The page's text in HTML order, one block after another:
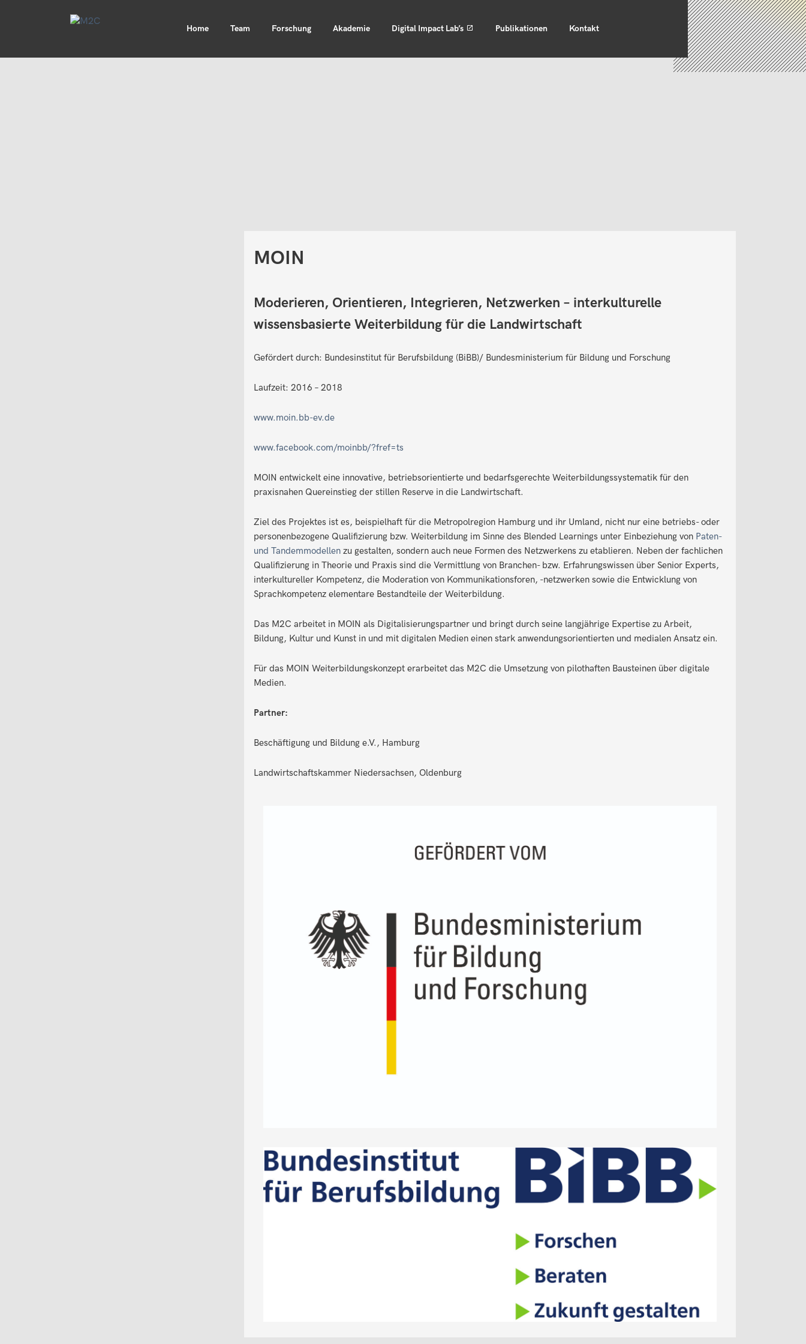
Home Team Forschung Akademie Digital Impact Lab’s Publikationen Kontakt
MOIN
Moderieren, Orientieren, Integrieren, Netzwerken – interkulturelle
wissensbasierte Weiterbildung für die Landwirtschaft
Gefördert durch: Bundesinstitut für Berufsbildung (BiBB)/ Bundesministerium für Bildung und Forschung
Laufzeit: 2016 – 2018
www.moin.bb-ev.de
www.facebook.com/moinbb/?fref=ts
MOIN entwickelt eine innovative, betriebsorientierte und bedarfsgerechte Weiterbildungssystematik für den
praxisnahen Quereinstieg der stillen Reserve in die Landwirtschaft.
Ziel des Projektes ist es, beispielhaft für die Metropolregion Hamburg und ihr Umland, nicht nur eine betriebs- oder
personenbezogene Qualifizierung bzw. Weiterbildung im Sinne des Blended Learnings unter Einbeziehung von Paten-
und Tandemmodellenzu gestalten, sondern auch neue Formen des Netzwerkens zu etablieren. Neben der fachlichen
Qualifizierung in Theorie und Praxis sind die Vermittlung von Branchen- bzw. Erfahrungswissen über Senior Experts,
interkultureller Kompetenz, die Moderation von Kommunikationsforen, -netzwerken sowie die Entwicklung von
Sprachkompetenz elementare Bestandteile der Weiterbildung.
Das M2C arbeitet in MOIN als Digitalisierungspartner und bringt durch seine langjährige Expertise zu Arbeit,
Bildung, Kultur und Kunst in und mit digitalen Medien einen stark anwendungsorientierten und medialen Ansatz ein.
Für das MOIN Weiterbildungskonzept erarbeitet das M2C die Umsetzung von pilothaften Bausteinen über digitale
Medien.
Partner:
Beschäftigung und Bildung e.V., Hamburg
Landwirtschaftskammer Niedersachsen, Oldenburg